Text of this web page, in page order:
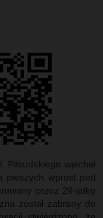
Piłsudskiego wjechał
pieszych wprost pod
przez 29-latkę
został zabrany do